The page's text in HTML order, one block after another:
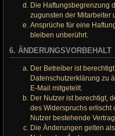
Die Haftungsbegrenzung
zugunsten der Mitarbeiter
Ansprüche für eine
bleiben unberührt.
6. ÄNDERUNGSVORBEHALT
Der Betreiber ist
Datenschutzerklärung zu
E-Mail mitgeteilt.
Der Nutzer ist berechtigt,
des Widerspruchs erlischt
Nutzer bestehende
Die Änderungen gelten